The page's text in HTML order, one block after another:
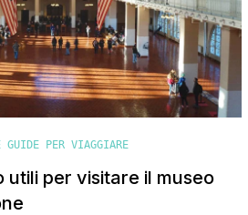
PER VIAGGIARE
utili per visitare il museo